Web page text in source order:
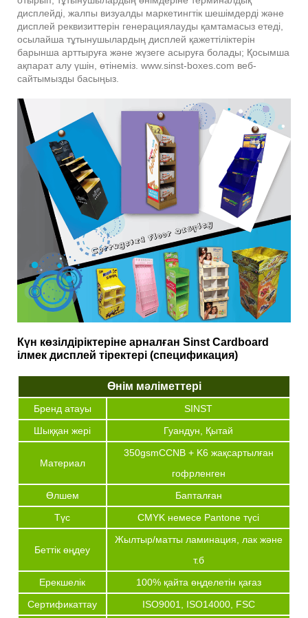
дисплейді, жалпы визуалды маркетингтік шешімдерді және
дисплей реквизиттерін генерациялауды қамтамасыз етеді,
осылайша тұтынушылардың дисплей қажеттіліктерін
барынша арттыруға және жүзеге асыруға болады; Қосымша
ақпарат алу үшін, өтінеміз. www.sinst-boxes.com веб-
сайтымызды басыңыз.
Күн көзілдіріктеріне арналған Sinst Cardboard
ілмек дисплей тіректері (спецификация)
Өнім мәліметтері
Бренд атауы
SINST
Шыққан жері
Гуандун, Қытай
Материал
350gsmCCNB + K6 жақсартылған
гофрленген
Өлшем
Бапталған
Түс
CMYK немесе Pantone түсі
Беттік өңдеу
Жылтыр/матты ламинация, лак және
т.б
Ерекшелік
100% қайта өңделетін қағаз
Сертификаттау
ISO9001, ISO14000, FSC